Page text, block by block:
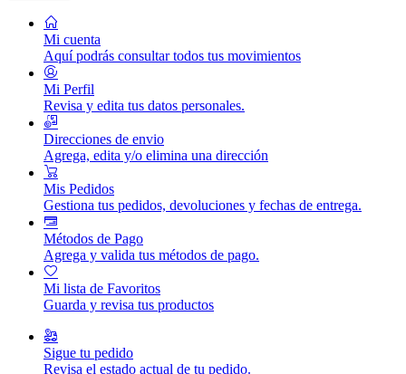
Mi cuenta
Aquí podrás consultar todos tus movimientos
Mi Perfil
Revisa y edita tus datos personales.
Direcciones de envio
Agrega, edita y/o elimina una dirección
Mis Pedidos
Gestiona tus pedidos, devoluciones y fechas de entrega.
Métodos de Pago
Agrega y valida tus métodos de pago.
Mi lista de Favoritos
Guarda y revisa tus productos
Sigue tu pedido
Revisa el estado actual de tu pedido.